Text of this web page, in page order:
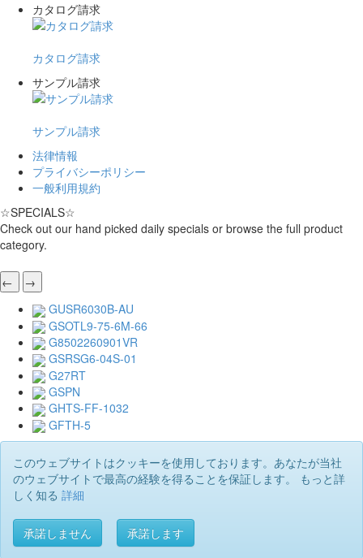
カタログ請求
カタログ請求
サンプル請求
サンプル請求
法律情報
プライバシーポリシー
一般利用規約
☆SPECIALS☆
Check out our hand picked daily specials or browse the full product
category.
←
→
GUSR6030B-AU
GSOTL9-75-6M-66
G8502260901VR
GSRSG6-04S-01
G27RT
GSPN
GHTS-FF-1032
GFTH-5
このウェブサイトはクッキーを使用しております。あなたが当社
のウェブサイトで最高の経験を得ることを保証します。 もっと詳
しく知る 詳細
承諾しません 承諾します